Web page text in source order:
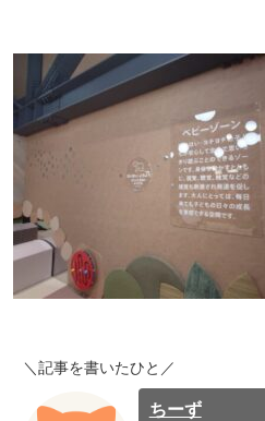
＼記事を書いたひと／
ちーず